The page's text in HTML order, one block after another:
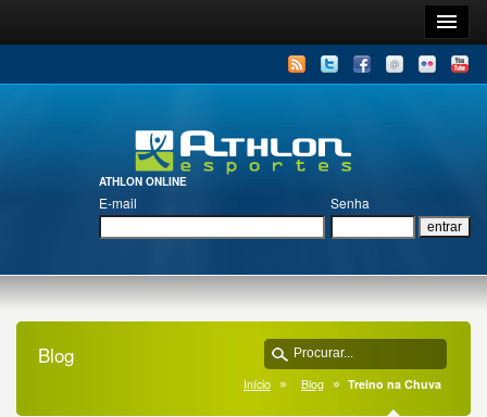
ATHLON ONLINE
E-mail Senha
Blog
Início Blog Treino na Chuva